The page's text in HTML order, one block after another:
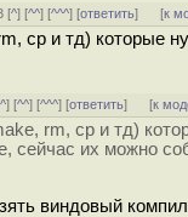
[^] [^^] [^^^] [ответить] [к
cp и тд) которые
^] [^^] [^^^] [ответить] [к
rm, cp и тд)
сейчас их можно
виндовый